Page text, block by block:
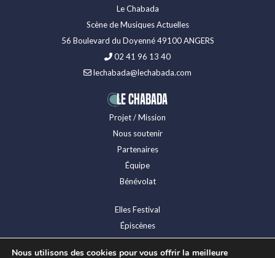
Le Chabada
Scène de Musiques Actuelles
56 Boulevard du Doyenné 49100 ANGERS
02 41 96 13 40
lechabada@lechabada.com
LE CHABADA
Projet / Mission
Nous soutenir
Partenaires
Équipe
Bénévolat
Elles Festival
Épiscènes
Festival Levitation
Nous utilisons des cookies pour vous offrir la meilleure